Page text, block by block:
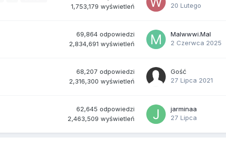
1,753,179 wyświetleń
20 Lutego
69,864 odpowiedzi
2,834,691 wyświetleń
Malwwwi.Mal
2 Czerwca 2025
68,207 odpowiedzi
2,316,300 wyświetleń
Gość
27 Lipca 2021
62,645 odpowiedzi
2,463,509 wyświetleń
jarminaa
27 Lipca